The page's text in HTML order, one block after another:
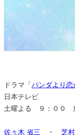
ドラマ「パンダより恋
日本テレビ
土曜よる ９：００
佐々木 省三 ・ 芝